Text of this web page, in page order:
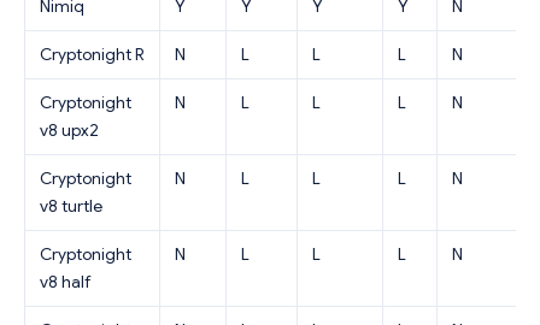
Nimiq Y Y Y Y N
Cryptonight R N L L L N
Cryptonight
v8 upx2
N L L L N
Cryptonight
v8 turtle
N L L L N
Cryptonight
v8 half
N L L L N